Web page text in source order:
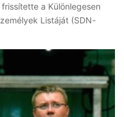
a Különlegesen
Listáját (SDN-